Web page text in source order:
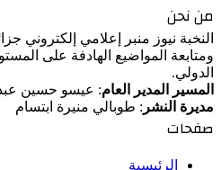
من نحن
النخبة نيوز منبر إعلامي إلكتروني
ومتابعة المواضيع الهادفة على
الدولي.
المسير المدير العام: عيسو حسين عبد
مديرة النشر : طوبالي منيرة ابتسام
صفحات
الرئيسية